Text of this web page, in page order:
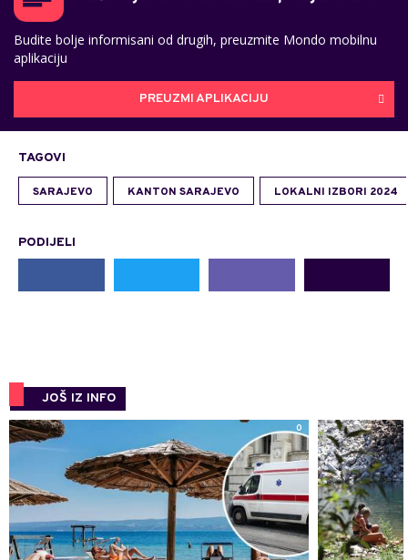
Budite bolje informisani od drugih, preuzmite Mondo mobilnu
aplikaciju
PREUZMI APLIKACIJU
TAGOVI
SARAJEVO KANTON SARAJEVO LOKALNI IZBORI 2024
PODIJELI
JOŠ IZ INFO
0